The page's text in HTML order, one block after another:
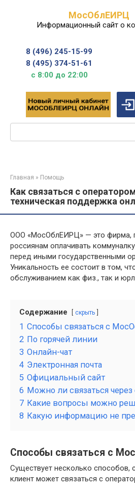
МосОблЕИРЦ
Информационный сайт о
8 (496) 245-15-99
8 (495) 374-51-61
с 8:00 до 22:00
Поиск:
Главная » Помощь
Как связаться с
техническая поддержка
ООО «МосОблЕИРЦ» — это фирма,
россиянам оплачивать
перед иными государственными
Уникальность ее состоит в том,
обслуживанием как физ., так и
Содержание скрыть
1 Способы связаться с
2 По горячей линии
3 Онлайн-чат
4 Электронная почта
5 Официальный сайт
6 Можно ли связаться
7 Какие вопросы можно
8 Какую информацию не
Способы связаться с
Существует несколько
клиент может связаться с